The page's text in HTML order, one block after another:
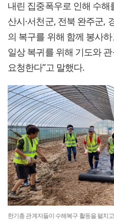
내린 집중폭우로 인해 수
산시·서천군, 전북 완주군,
의 복구를 위해 함께 봉사
일상 복귀를 위해 기도와
요청한다”고 말했다.
한기총 관계자들이 수해복구 활동을 펼치